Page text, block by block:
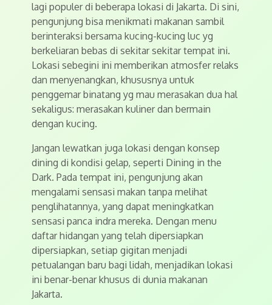
lagi populer di beberapa lokasi di Jakarta. Di sini,
pengunjung bisa menikmati makanan sambil
berinteraksi bersama kucing-kucing luc yg
berkeliaran bebas di sekitar sekitar tempat ini.
Lokasi sebegini ini memberikan atmosfer relaks
dan menyenangkan, khususnya untuk
penggemar binatang yg mau merasakan dua hal
sekaligus: merasakan kuliner dan bermain
dengan kucing.
Jangan lewatkan juga lokasi dengan konsep
dining di kondisi gelap, seperti Dining in the
Dark. Pada tempat ini, pengunjung akan
mengalami sensasi makan tanpa melihat
penglihatannya, yang dapat meningkatkan
sensasi panca indra mereka. Dengan menu
daftar hidangan yang telah dipersiapkan
dipersiapkan, setiap gigitan menjadi
petualangan baru bagi lidah, menjadikan lokasi
ini benar-benar khusus di dunia makanan
Jakarta.